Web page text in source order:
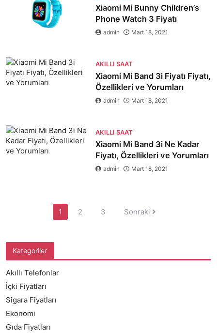
Xiaomi Mi Bunny Children’s
Phone Watch 3 Fiyatı
admin Mart 18, 2021
AKILLI SAAT
Xiaomi Mi Band 3i Fiyatı Fiyatı,
Özellikleri ve Yorumları
admin Mart 18, 2021
AKILLI SAAT
Xiaomi Mi Band 3i Ne Kadar
Fiyatı, Özellikleri ve Yorumları
admin Mart 18, 2021
sayfalandırması
1 2 3 Sonraki
Kategoriler
Akıllı Telefonlar
İçki Fiyatları
Sigara Fiyatları
Ekonomi
Gıda Fiyatları